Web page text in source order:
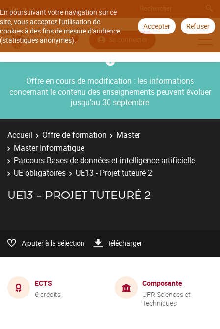
En poursuivant votre navigation sur ce
site, vous acceptez l'utilisation de
cookies à des fins de mesure d'audience
(statistiques anonymes).
Accepter Refuser
Aller à
Se connecter
Offre en cours de modification : les informations
concernant le contenu des enseignements peuvent évoluer
jusqu’au 30 septembre
Accueil Offre de formation
Master
Master Informatique
Parcours Bases de données et intelligence artificielle
UE obligatoires
UE13 - Projet tuteuré 2
UE13 - PROJET TUTEURÉ 2
Ajouter à la sélection Télécharger
ECTS
6 crédits
Composante
UFR Sciences et
Techniques